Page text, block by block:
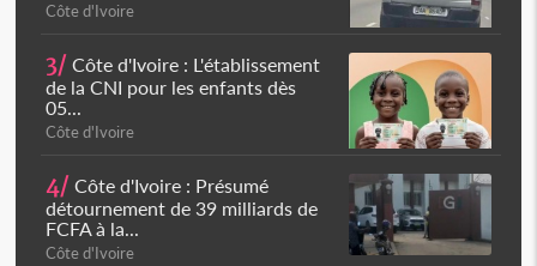
Côte d'Ivoire
3/ Côte d'Ivoire : L'établissement
de la CNI pour les enfants dès
05...
Côte d'Ivoire
4/ Côte d'Ivoire : Présumé
détournement de 39 milliards de
FCFA à la...
Côte d'Ivoire